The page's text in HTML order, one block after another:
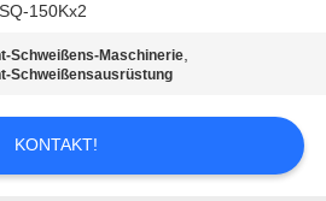
150Kx2
Schweißens-Maschinerie,
Schweißensausrüstung
KONTAKT!